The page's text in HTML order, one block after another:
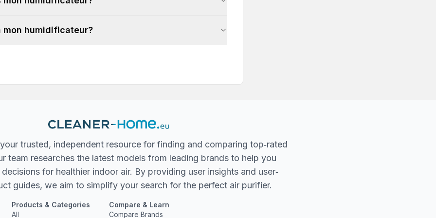
mon humidificateur?
trusted, independent resource for finding and comparing top‐rated
team researches the latest models from leading brands to help you
for healthier indoor air. By providing user insights and user‐
guides, we aim to simplify your search for the perfect air purifier.
Products & Categories
All
Compare & Learn
Compare Brands